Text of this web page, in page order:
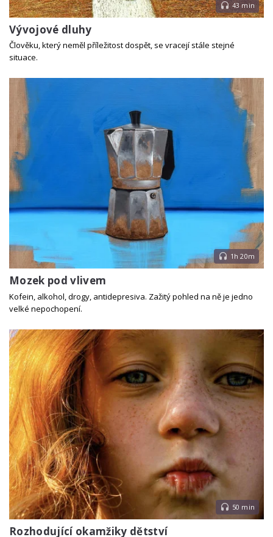
43 min
Vývojové dluhy
Člověku, který neměl příležitost dospět, se vracejí stále stejné
situace.
1h 20m
Mozek pod vlivem
Kofein, alkohol, drogy, antidepresiva. Zažitý pohled na ně je jedno
velké nepochopení.
50 min
Rozhodující okamžiky dětství